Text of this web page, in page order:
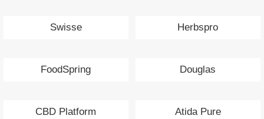
Swisse Herbspro
FoodSpring Douglas
CBD Platform Atida Pure